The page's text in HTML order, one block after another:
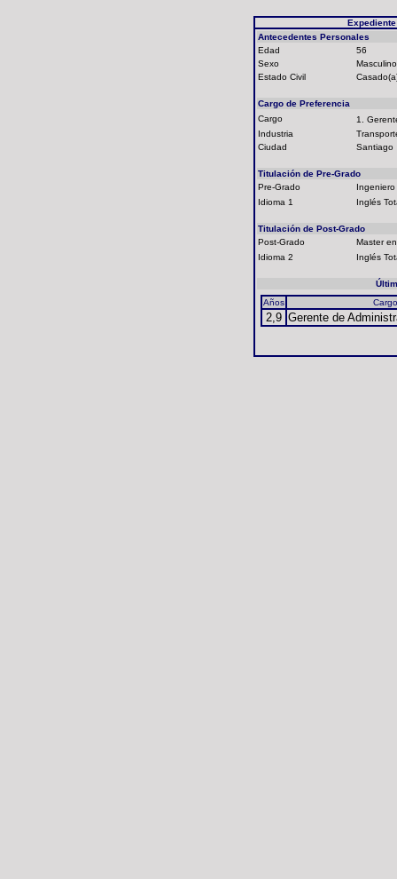
Antecedentes Personales
Edad
56
Sexo
Masculino
Estado Civil
Cargo de Preferencia
Cargo
1.
Industria
Ciudad
Santiago
Titulación de Pre-Grado
Pre-Grado
Ingeniero
Idioma 1
Inglés
Titulación de Post-Grado
Post-Grado
Master
Idioma 2
Inglés
Años
Cargo
2,9 Gerente de